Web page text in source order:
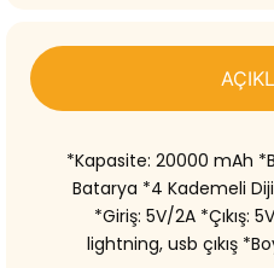
*Kapasite: 20000 mAh
Batarya *4 Kademeli
*Giriş: 5V/2A *Çıkış:
lightning, usb çıkış